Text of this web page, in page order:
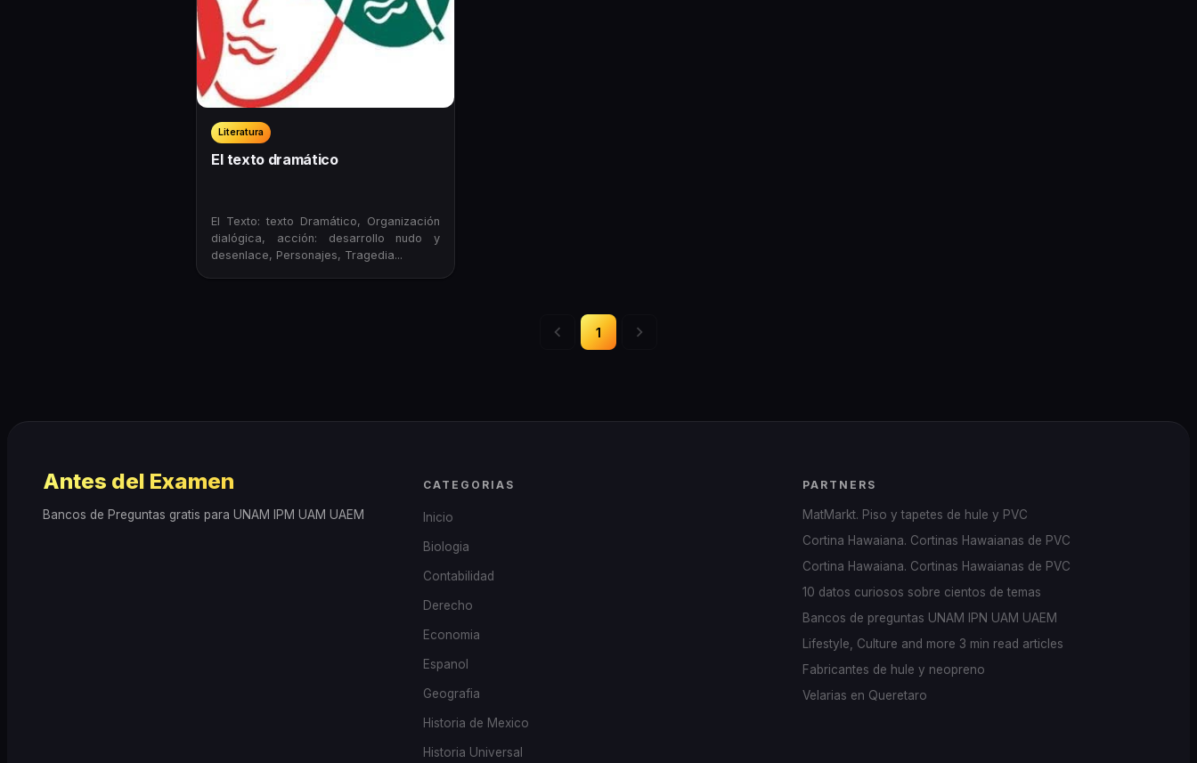
Literatura
El texto dramático
El Texto: texto Dramático, Organización
dialógica, acción: desarrollo nudo y
desenlace, Personajes, Tragedia...
1
Antes del Examen
Bancos de Preguntas gratis para UNAM IPM UAM UAEM
CATEGORIAS
Inicio
Biologia
Contabilidad
Derecho
Economia
Espanol
Geografia
Historia de Mexico
Historia Universal
PARTNERS
MatMarkt. Piso y tapetes de hule y PVC
Cortina Hawaiana. Cortinas Hawaianas de PVC
Cortina Hawaiana. Cortinas Hawaianas de PVC
10 datos curiosos sobre cientos de temas
Bancos de preguntas UNAM IPN UAM UAEM
Lifestyle, Culture and more 3 min read articles
Fabricantes de hule y neopreno
Velarias en Queretaro